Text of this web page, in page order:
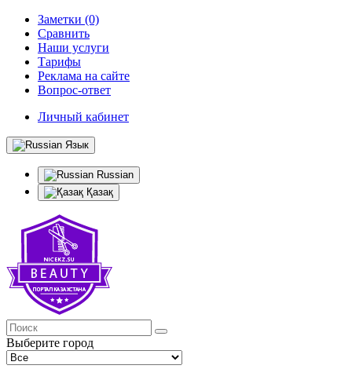
Заметки (0)
Сравнить
Наши услуги
Тарифы
Реклама на сайте
Вопрос-ответ
Личный кабинет
Язык
Russian
Қазақ
Выберите город